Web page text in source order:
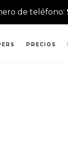
de teléfono:
PRECIOS